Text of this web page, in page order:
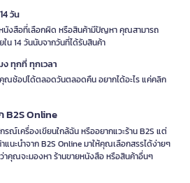
วัน
หนังสือที่เลือกผิด หรือสินค้ามีปัญหา คุณสามารถ
น 14 วันนับจากวันที่ได้รับสินค้า
ทุกที่ ทุกเวลา
ณช้อปได้ตลอดวันตลอดคืน อยากได้อะไร แค่คลิก
B2S Online
รณ์เครื่องเขียนใกล้ฉัน หรืออยากแวะร้าน B2S แต่
แนะนำจาก B2S Online มาให้คุณเลือกสรรได้ง่ายๆ
คุณจะมองหา ร้านขายหนังสือ หรือสินค้าอื่นๆ